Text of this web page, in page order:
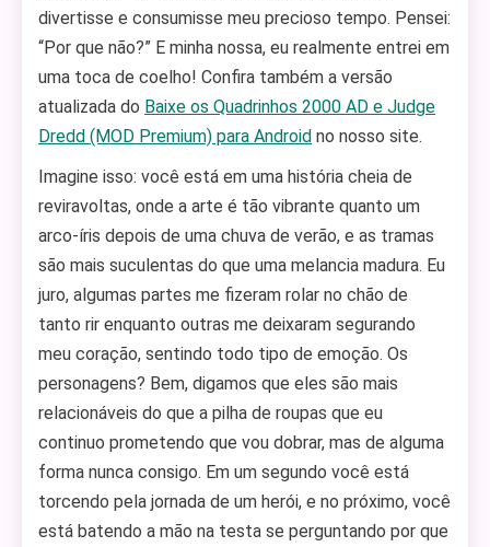
divertisse e consumisse meu precioso tempo. Pensei:
“Por que não?” E minha nossa, eu realmente entrei em
uma toca de coelho! Confira também a versão
atualizada do Baixe os Quadrinhos 2000 AD e Judge
Dredd (MOD Premium) para Android no nosso site.
Imagine isso: você está em uma história cheia de
reviravoltas, onde a arte é tão vibrante quanto um
arco-íris depois de uma chuva de verão, e as tramas
são mais suculentas do que uma melancia madura. Eu
juro, algumas partes me fizeram rolar no chão de
tanto rir enquanto outras me deixaram segurando
meu coração, sentindo todo tipo de emoção. Os
personagens? Bem, digamos que eles são mais
relacionáveis do que a pilha de roupas que eu
continuo prometendo que vou dobrar, mas de alguma
forma nunca consigo. Em um segundo você está
torcendo pela jornada de um herói, e no próximo, você
está batendo a mão na testa se perguntando por que